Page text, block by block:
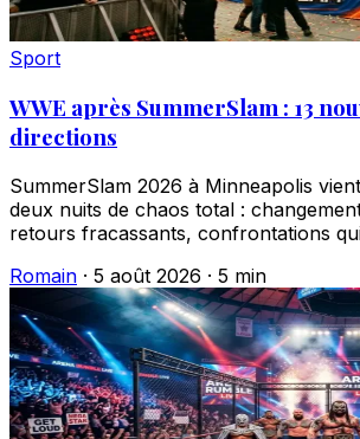
Sport
WWE après SummerSlam : 13
directions
SummerSlam 2026 à Minneapolis
deux nuits de chaos total :
retours fracassants, confrontations
Romain · 5 août 2026 · 5 min